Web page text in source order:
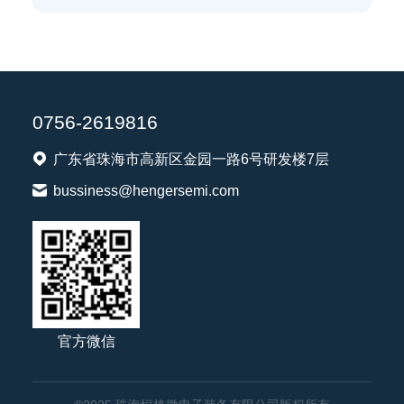
0756-2619816
广东省珠海市高新区金园一路6号研发楼7层
bussiness@hengersemi.com
官方微信